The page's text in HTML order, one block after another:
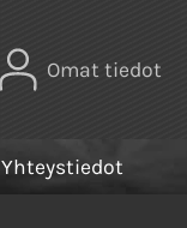
Omat tiedot
Yhteystiedot